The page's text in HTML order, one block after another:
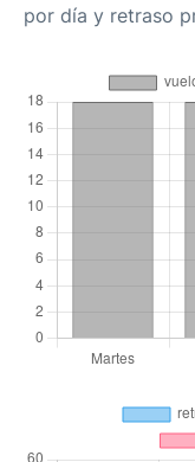
por día y retraso